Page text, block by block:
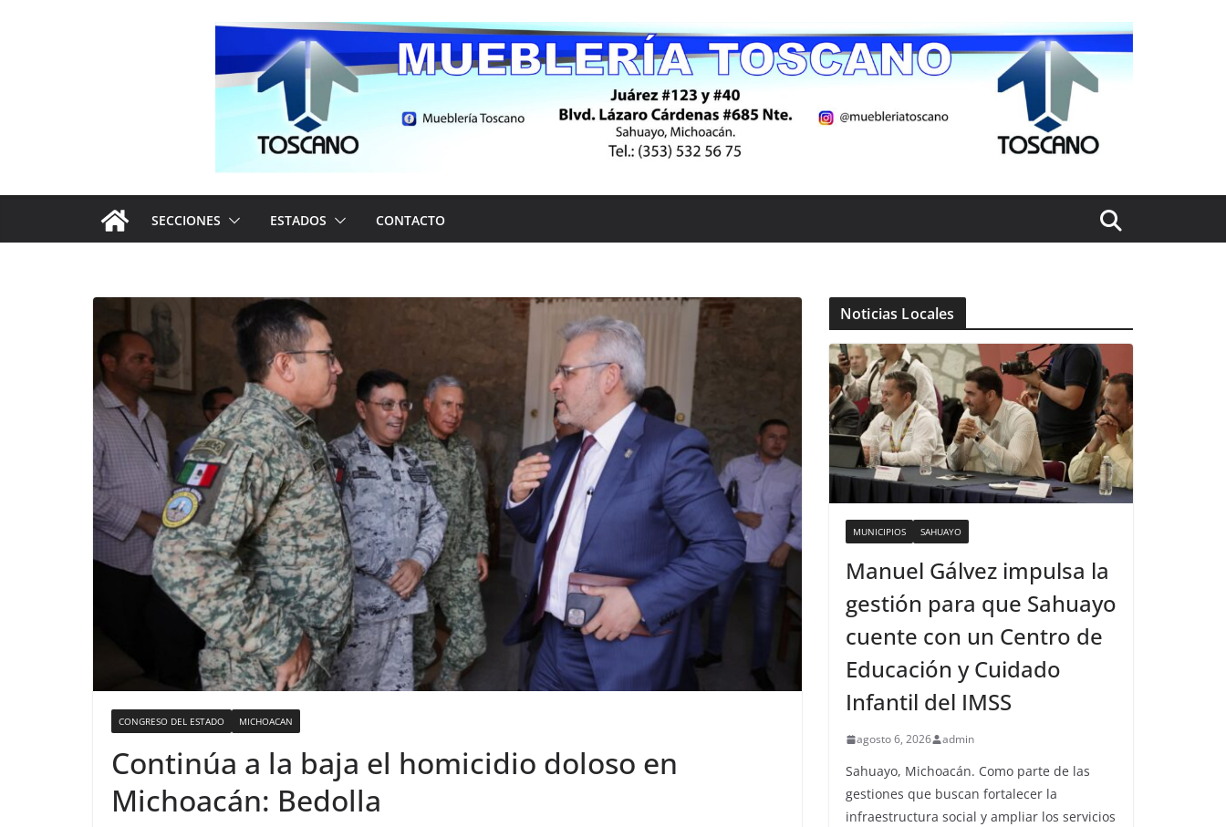
SECCIONES ESTADOS CONTACTO
CONGRESO DEL ESTADO MICHOACAN
Continúa a la baja el homicidio doloso en
Michoacán: Bedolla
Noticias Locales
MUNICIPIOS SAHUAYO
Manuel Gálvez impulsa la
gestión para que Sahuayo
cuente con un Centro de
Educación y Cuidado
Infantil del IMSS
agosto 6, 2026 admin
Sahuayo, Michoacán. Como parte de las
gestiones que buscan fortalecer la
infraestructura social y ampliar los servicios